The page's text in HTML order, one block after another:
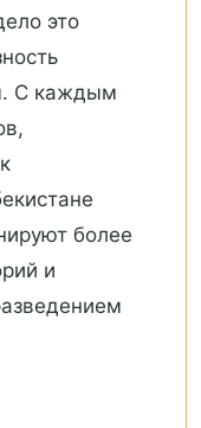
это
С каждым
более
и